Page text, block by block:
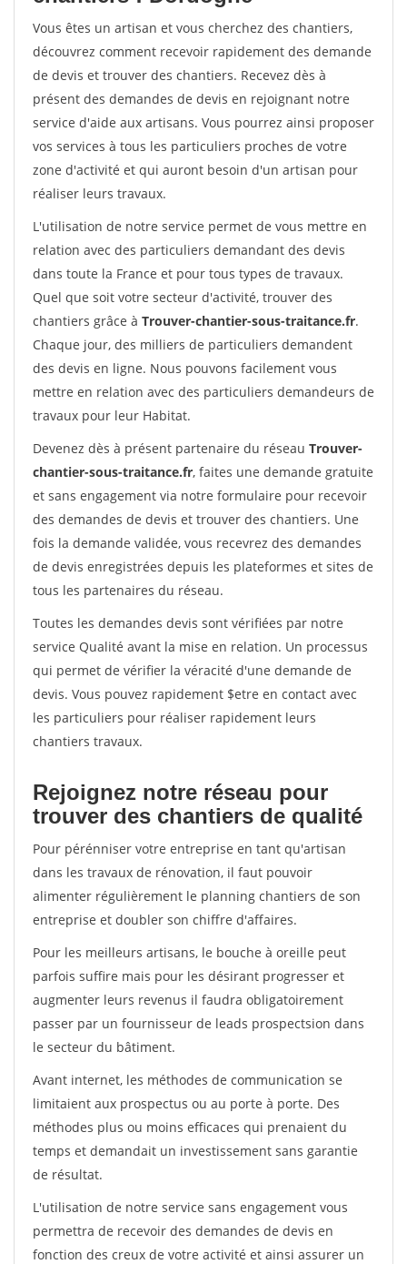
Vous êtes un artisan et vous cherchez des chantiers,
découvrez comment recevoir rapidement des demande
de devis et trouver des chantiers. Recevez dès à
présent des demandes de devis en rejoignant notre
service d'aide aux artisans. Vous pourrez ainsi proposer
vos services à tous les particuliers proches de votre
zone d'activité et qui auront besoin d'un artisan pour
réaliser leurs travaux.
L'utilisation de notre service permet de vous mettre en
relation avec des particuliers demandant des devis
dans toute la France et pour tous types de travaux.
Quel que soit votre secteur d'activité, trouver des
chantiers grâce à Trouver-chantier-sous-traitance.fr.
Chaque jour, des milliers de particuliers demandent
des devis en ligne. Nous pouvons facilement vous
mettre en relation avec des particuliers demandeurs de
travaux pour leur Habitat.
Devenez dès à présent partenaire du réseau Trouver-
chantier-sous-traitance.fr, faites une demande gratuite
et sans engagement via notre formulaire pour recevoir
des demandes de devis et trouver des chantiers. Une
fois la demande validée, vous recevrez des demandes
de devis enregistrées depuis les plateformes et sites de
tous les partenaires du réseau.
Toutes les demandes devis sont vérifiées par notre
service Qualité avant la mise en relation. Un processus
qui permet de vérifier la véracité d'une demande de
devis. Vous pouvez rapidement $etre en contact avec
les particuliers pour réaliser rapidement leurs
chantiers travaux.
Rejoignez notre réseau pour
trouver des chantiers de qualité
Pour pérénniser votre entreprise en tant qu'artisan
dans les travaux de rénovation, il faut pouvoir
alimenter régulièrement le planning chantiers de son
entreprise et doubler son chiffre d'affaires.
Pour les meilleurs artisans, le bouche à oreille peut
parfois suffire mais pour les désirant progresser et
augmenter leurs revenus il faudra obligatoirement
passer par un fournisseur de leads prospectsion dans
le secteur du bâtiment.
Avant internet, les méthodes de communication se
limitaient aux prospectus ou au porte à porte. Des
méthodes plus ou moins efficaces qui prenaient du
temps et demandait un investissement sans garantie
de résultat.
L'utilisation de notre service sans engagement vous
permettra de recevoir des demandes de devis en
fonction des creux de votre activité et ainsi assurer un